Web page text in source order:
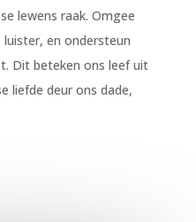
lewens raak. Omgee
en ondersteun
Dit beteken ons leef uit
liefde deur ons dade,